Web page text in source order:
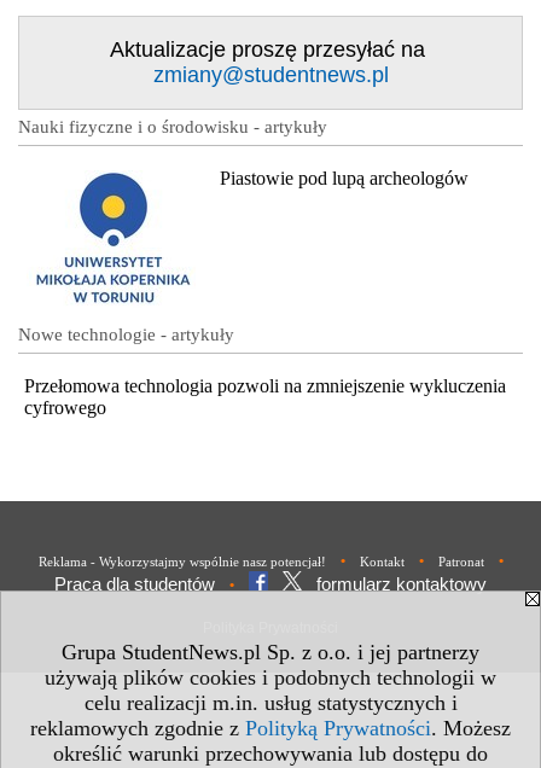
Grupa StudentNews.pl Sp. z o.o. i jej partnerzy
używają plików cookies i podobnych technologii w
celu realizacji m.in. usług statystycznych i
reklamowych zgodnie z Polityką Prywatności. Możesz
określić warunki przechowywania lub dostępu do
Aktualizacje proszę przesyłać na
zmiany@studentnews.pl
Nauki fizyczne i o środowisku - artykuły
Piastowie pod lupą archeologów
Nowe technologie - artykuły
Przełomowa technologia pozwoli na zmniejszenie wykluczenia
cyfrowego
Reklama - Wykorzystajmy wspólnie nasz potencjał! • Kontakt • Patronat •
Praca dla studentów • formularz kontaktowy